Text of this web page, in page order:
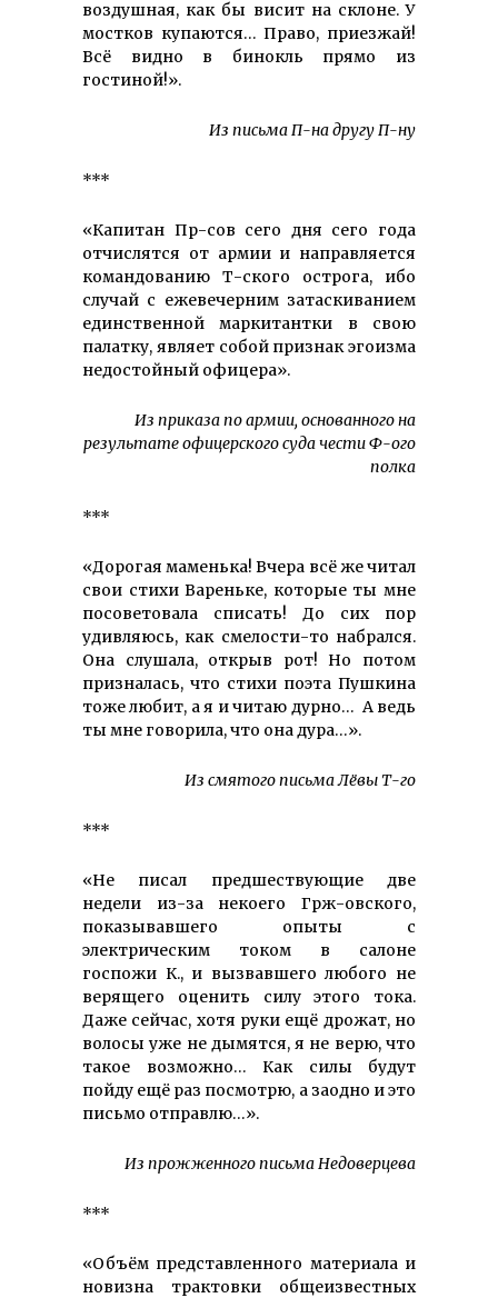
воздушная, как бы висит на склоне. У
мостков купаются… Право, приезжай!
Всё видно в бинокль прямо из
гостиной!».
Из письма П-на другу П-ну
***
«Капитан Пр-сов сего дня сего года
отчислятся от армии и направляется
командованию Т-ского острога, ибо
случай с ежевечерним затаскиванием
единственной маркитантки в свою
палатку, являет собой признак эгоизма
недостойный офицера».
Из приказа по армии, основанного на
результате офицерского суда чести Ф-ого
полка
***
«Дорогая маменька! Вчера всё же читал
свои стихи Вареньке, которые ты мне
посоветовала списать! До сих пор
удивляюсь, как смелости-то набрался.
Она слушала, открыв рот! Но потом
призналась, что стихи поэта Пушкина
тоже любит, а я и читаю дурно… А ведь
ты мне говорила, что она дура…».
Из смятого письма Лёвы Т-го
***
«Не писал предшествующие две
недели из-за некоего Грж-овского,
показывавшего опыты с
электрическим током в салоне
госпожи К., и вызвавшего любого не
верящего оценить силу этого тока.
Даже сейчас, хотя руки ещё дрожат, но
волосы уже не дымятся, я не верю, что
такое возможно… Как силы будут
пойду ещё раз посмотрю, а заодно и это
письмо отправлю…».
Из прожженного письма Недоверцева
***
«Объём представленного материала и
новизна трактовки общеизвестных